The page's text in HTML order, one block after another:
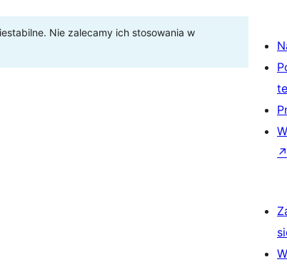
Nie zalecamy ich stosowania w
↗